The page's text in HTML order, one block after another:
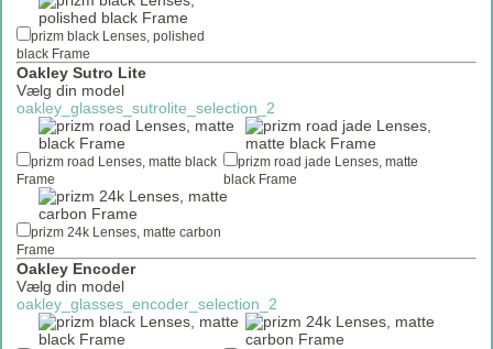
prizm black Lenses, polished
black Frame
Oakley Sutro Lite
Vælg din model
oakley_glasses_sutrolite_selection_2
prizm road Lenses, matte black
Frame
prizm road jade Lenses, matte
black Frame
prizm 24k Lenses, matte carbon
Frame
oakley_glasses_radar_emailtext
oakley_glasses_radar_selection_2
(Ribbon)
Oakley Encoder
Vælg din model
oakley_glasses_encoder_selection_2